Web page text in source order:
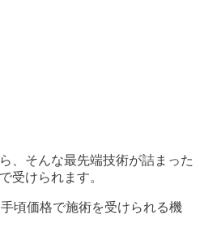
、そんな最先端技術が詰まった
受けられます。
頃価格で施術を受けられる機